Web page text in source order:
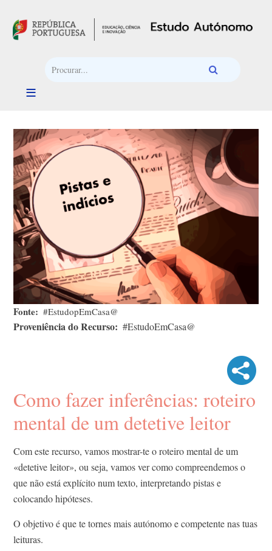
Fonte #EstudopEmCasa@
Proveniência do Recurso #EstudoEmCasa@
Como fazer inferências: roteiro
mental de um detetive leitor
Com este recurso, vamos mostrar-te o roteiro mental de um
«detetive leitor», ou seja, vamos ver como compreendemos o
que não está explícito num texto, interpretando pistas e
colocando hipóteses.
O objetivo é que te tornes mais autónomo e competente nas tuas
leituras.